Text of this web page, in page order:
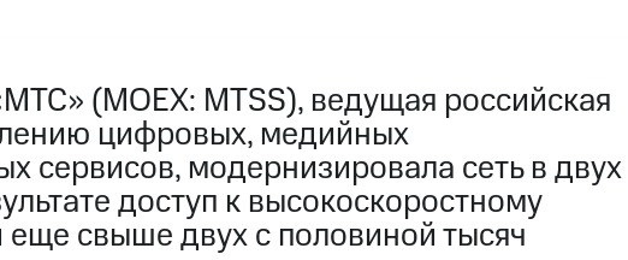
(MOEX: MTSS), ведущая российская
цифровых, медийных
сервисов, модернизировала сеть в двух
доступ к высокоскоростному
еще свыше двух с половиной тысяч